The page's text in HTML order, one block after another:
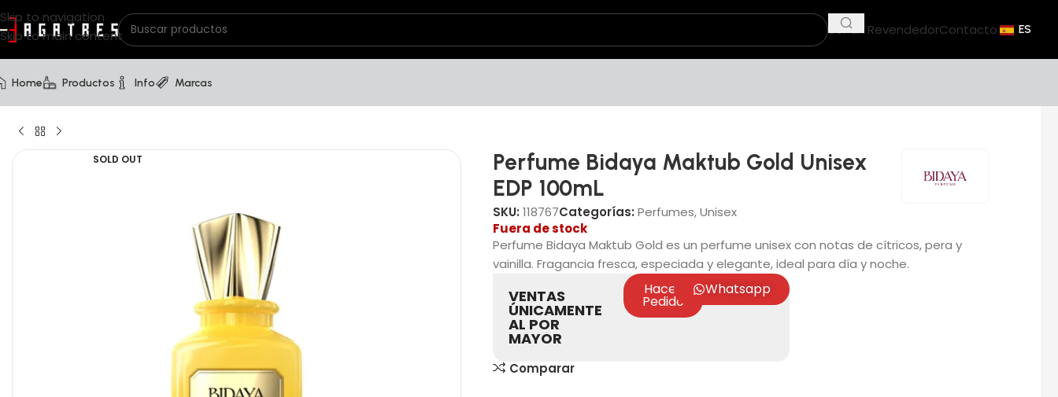
Skip to navigation
Skip to main content
Ser un RevendedorContacto ES
Home Productos Info Marcas
SOLD OUT
Perfume Bidaya Maktub Gold Unisex
EDP 100mL
SKU: 118767Categorías: Perfumes,Unisex
Fuera de stock
Perfume Bidaya Maktub Gold es un perfume unisex con notas de cítricos, pera y
vainilla. Fragancia fresca, especiada y elegante, ideal para día y noche.
VENTAS
ÚNICAMENTE
AL POR
MAYOR
Hacer
Pedido
Whatsapp
Comparar